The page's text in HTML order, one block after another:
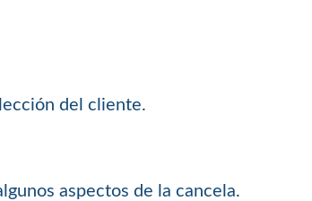
del cliente.
aspectos de la cancela.